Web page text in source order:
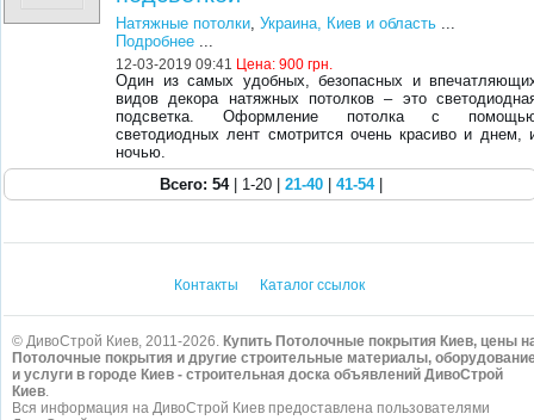
Натяжные потолки,Украина, Киев и область ...
Подробнее ...
12-03-2019 09:41 Цена:900 грн.
Один из самых удобных, безопасных и
видов декора натяжных потолков – это
подсветка. Оформление потолка с
светодиодных лент смотрится очень красиво и днем,
ночью.
Всего: 54| 1-20 | 21-40| 41-54|
Контакты Каталог ссылок
© ДивоСтрой Киев, 2011-2026. Купить Потолочные покрытия Киев, цены
Потолочные покрытия и другие строительные материалы,
и услуги в городе Киев - строительная доска объявлений ДивоСтрой
Киев.
Вся информация на ДивоСтрой Киев предоставлена пользователями